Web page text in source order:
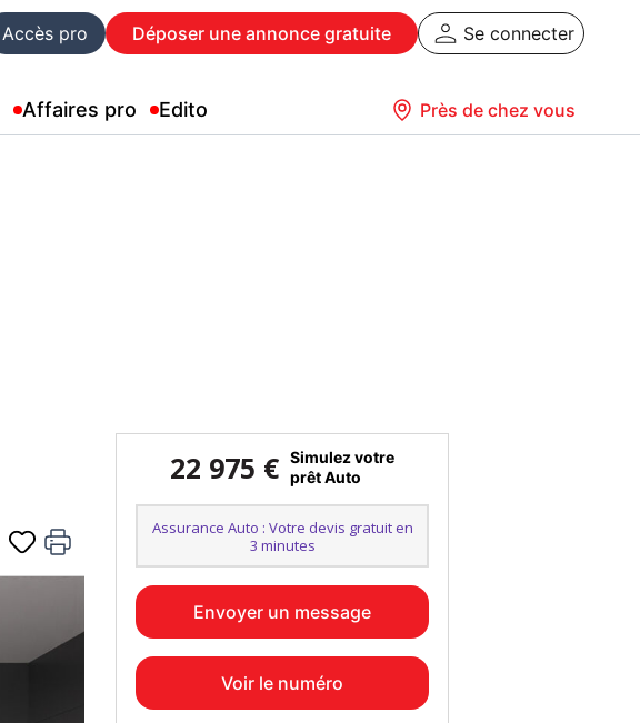
Accès pro Déposer une annonce gratuite Se connecter
Affaires pro Edito Près de chez vous
22 975 € Simulez votre
prêt Auto
Assurance Auto : Votre devis gratuit en
3 minutes
Envoyer un message
Voir le numéro